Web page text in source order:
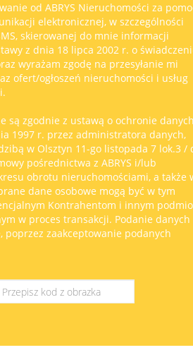
od ABRYS Nieruchomości za
elektronicznej, w szczególności
skierowanej do mnie informacji
z dnia 18 lipca 2002 r. o
wyrażam zgodę na przesyłanie mi
ofert/ogłoszeń nieruchomości i usług
są zgodnie z ustawą o ochronie danych
1997 r. przez administratora danych,
w Olsztyn 11-go listopada 7 lok.3 /
pośrednictwa z ABRYS i/lub
obrotu nieruchomościami, a także
dane osobowe mogą być w tym
Kontrahentom i innym
w proces transakcji. Podanie danych
poprzez zaakceptowanie podanych